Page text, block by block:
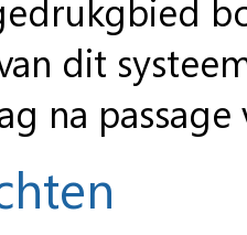
dit
na passage